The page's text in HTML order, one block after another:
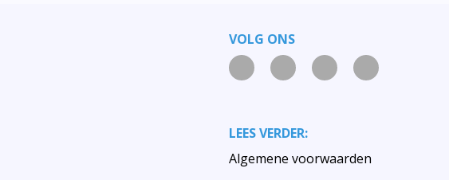
VOLG ONS
LEES VERDER:
Algemene voorwaarden